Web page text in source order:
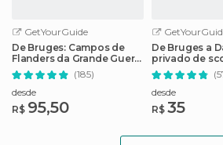
GetYourGuide
De Bruges: Campos de
Flanders da Grande Guerra
com Almoço (185)
desde
R$ 95,50
De Bruges a
privado de
elétrico
desde
R$ 35